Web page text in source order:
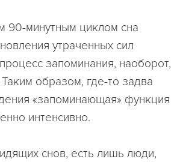
минутным циклом сна
утраченных сил
запоминания, наоборот,
образом, где-то задва
«запоминающая» функция
интенсивно.
снов, есть лишь люди,